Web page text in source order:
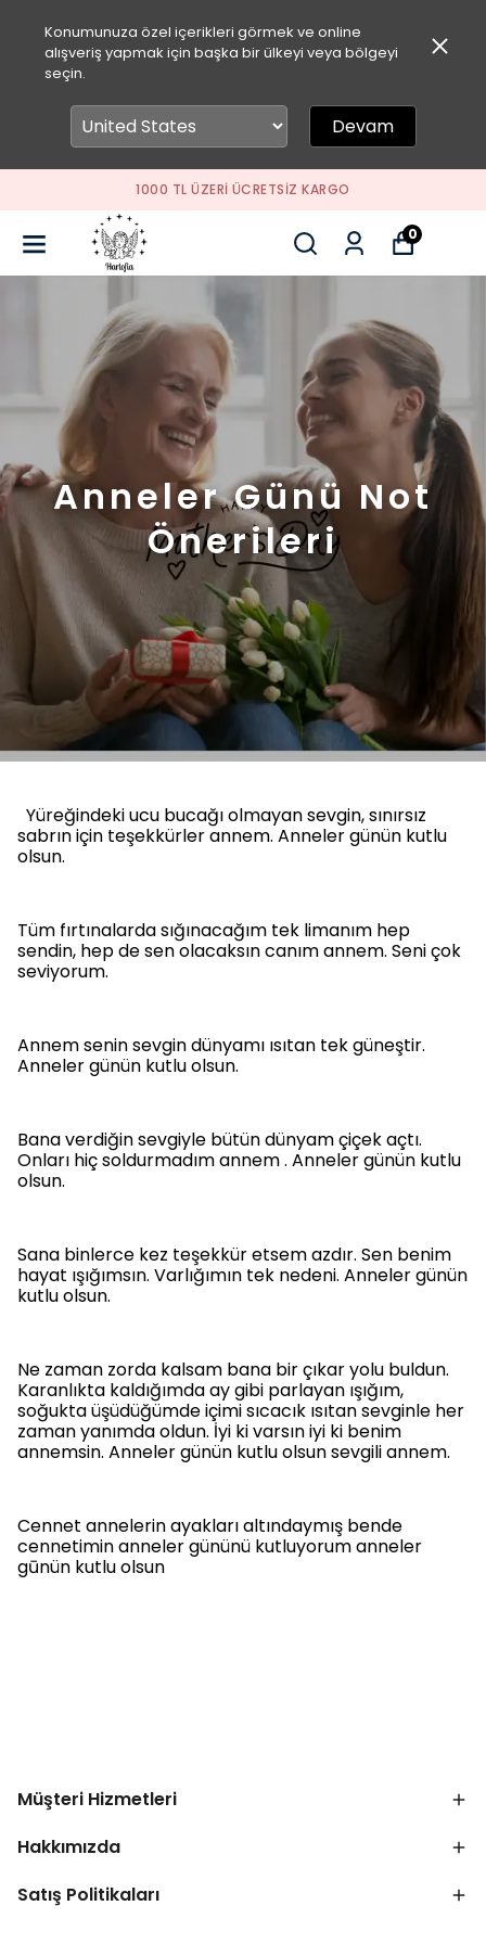
Konumunuza özel içerikleri görmek ve online
alışveriş yapmak için başka bir ülkeyi veya bölgeyi
seçin.
Devam
SEPETİNE ÖZEL İNDİRİM
0
Anneler Günü Not
Önerileri
Yüreğindeki ucu bucağı olmayan sevgin, sınırsız
sabrın için teşekkürler annem. Anneler günün kutlu
olsun.
Tüm fırtınalarda sığınacağım tek limanım hep
sendin, hep de sen olacaksın canım annem. Seni çok
seviyorum.
Annem senin sevgin dünyamı ısıtan tek güneştir.
Anneler günün kutlu olsun.
Bana verdiğin sevgiyle bütün dünyam çiçek açtı.
Onları hiç soldurmadım annem . Anneler günün kutlu
olsun.
Sana binlerce kez teşekkür etsem azdır. Sen benim
hayat ışığımsın. Varlığımın tek nedeni. Anneler günün
kutlu olsun.
Ne zaman zorda kalsam bana bir çıkar yolu buldun.
Karanlıkta kaldığımda ay gibi parlayan ışığım,
soğukta üşüdüğümde içimi sıcacık ısıtan sevginle her
zaman yanımda oldun. İyi ki varsın iyi ki benim
annemsin. Anneler günün kutlu olsun sevgili annem.
Cennet annelerin ayakları altındaymış bende
cennetimin anneler gününü kutluyorum anneler
gūnün kutlu olsun
Müşteri Hizmetleri
Hakkımızda
Satış Politikaları